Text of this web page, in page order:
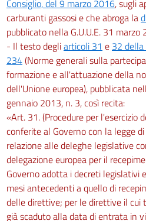
Consiglio, del 9 marzo 2016, sugli
carburanti gassosi e che abroga la
pubblicato nella G.U.U.E. 31 marzo
- Il testo degliarticoli 31 e 32
234(Norme generali sulla
formazione e all'attuazione della
dell'Unione europea), pubblicata
gennaio 2013, n. 3, così recita:
«Art. 31. (Procedure per l'esercizio
conferite al Governo con la legge
relazione alle deleghe legislative
delegazione europea per il
Governo adotta i decreti legislativi
mesi antecedenti a quello di
delle direttive; per le direttive il cui
già scaduto alla data di entrata in